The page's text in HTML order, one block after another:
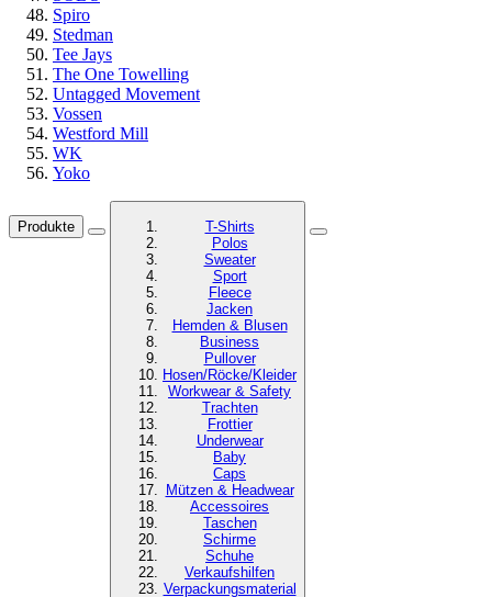
Spiro
Stedman
Tee Jays
The One Towelling
Untagged Movement
Vossen
Westford Mill
WK
Yoko
Produkte
T-Shirts
Polos
Sweater
Sport
Fleece
Jacken
Hemden & Blusen
Business
Pullover
Hosen/Röcke/Kleider
Workwear & Safety
Trachten
Frottier
Underwear
Baby
Caps
Mützen & Headwear
Accessoires
Taschen
Schirme
Schuhe
Verkaufshilfen
Verpackungsmaterial